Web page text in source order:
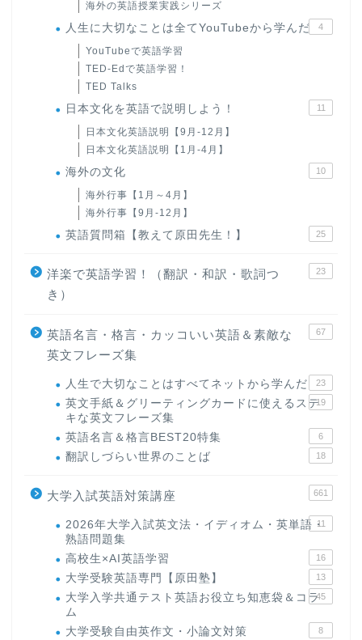
海外の英語授業実践シリーズ
人生に大切なことは全てYouTubeから学んだ 4
YouTubeで英語学習
TED-Edで英語学習！
TED Talks
日本文化を英語で説明しよう！ 11
日本文化英語説明【9月-12月】
日本文化英語説明【1月-4月】
海外の文化 10
海外行事【1月～4月】
海外行事【9月-12月】
英語質問箱【教えて原田先生！】 25
洋楽で英語学習！（翻訳・和訳・歌詞つ
き）
23
英語名言・格言・カッコいい英語＆素敵な
英文フレーズ集
67
人生で大切なことはすべてネットから学んだ 23
英文手紙＆グリーティングカードに使えるステ
キな英文フレーズ集
19
英語名言＆格言BEST20特集 6
翻訳しづらい世界のことば 18
大学入試英語対策講座 661
2026年大学入試英文法・イディオム・英単語・
熟語問題集
11
高校生×AI英語学習 16
大学受験英語専門【原田塾】 13
大学入学共通テスト英語お役立ち知恵袋＆コラ
ム
45
大学受験自由英作文・小論文対策 8